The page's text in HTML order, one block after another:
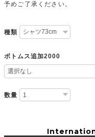
予めご了承ください。
種類
ボトムス追加2000
数量